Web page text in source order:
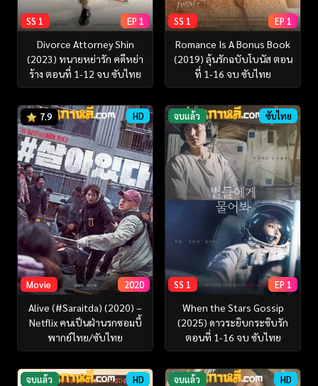
SS 1 EP 1
Divorce Attorney Shin
(2023) ทนายหย่ารัก คดีหย่า
ร้าง ตอนที่ 1-12 จบ ซับไทย
SS 1 EP 1
Romance Is A Bonus Book
(2019) ลุ้นรักฉบับโบนัส ตอน
ที่ 1-16 จบ ซับไทย
7.9 HD
Movie 2020
Alive (#Saraitda) (2020) –
Netflix คนเป็นฝ่านรกซอมบี้
พากย์ไทย/ซับไทย
จบแล้ว ซับไทย
SS 1 EP 1
When the Stars Gossip
(2025) ดาวระยิบกระซิบรัก
ตอนที่ 1-16 จบ ซับไทย
จบแล้ว HD จบแล้ว HD